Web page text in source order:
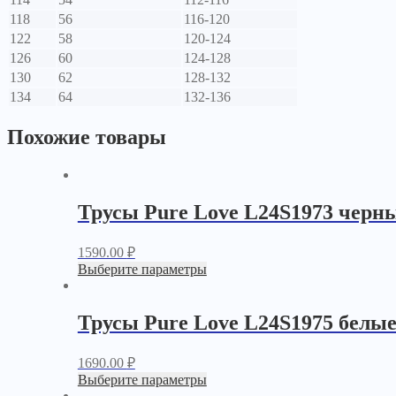
118
56
116-120
122
58
120-124
126
60
124-128
130
62
128-132
134
64 132-136
Похожие товары
Трусы Pure Love L24S1973
1590.00 ₽
Выберите параметры
Трусы Pure Love L24S1975 белые
1690.00 ₽
Выберите параметры